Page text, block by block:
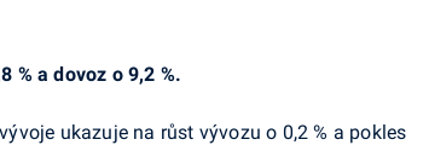
% a dovoz o 9,2 %.
ukazuje na růst vývozu o 0,2 % a pokles